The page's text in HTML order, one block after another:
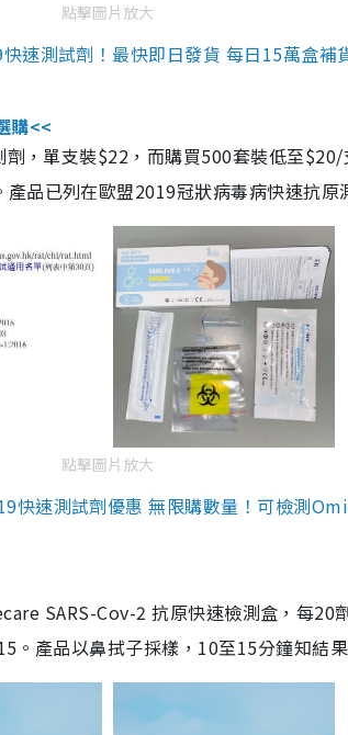
點擊圖片放大
速測試劑！最快即日發貨 每日15萬盒補
購<<
，單支裝$22，而購買500套裝低至
品已列在歐盟2019冠狀病毒病快速抗原
點擊圖片放大
快速測試劑優惠 無限購數量！可檢測
SARS-Cov-2 抗原快速檢測盒，每20
產品以鼻拭子採樣，10至15分鐘知結果